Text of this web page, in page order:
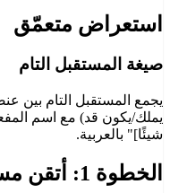
استعراض متعمّق
صيغة المستقبل التام
يملك/يكون قد) مع اسم
شيئًا]" بالعربية.
الخطوة 1: أتقن مستقبل TER